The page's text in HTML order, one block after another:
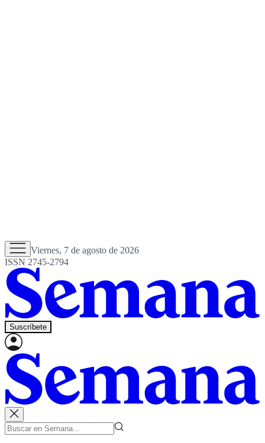
Viernes, 7 de agosto de 2026
ISSN 2745-2794
Suscríbete